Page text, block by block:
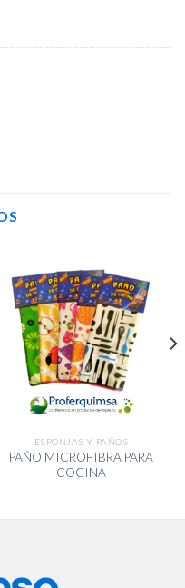
ESPONJAS Y PAÑOS
PAÑO MICROFIBRA PARA
COCINA